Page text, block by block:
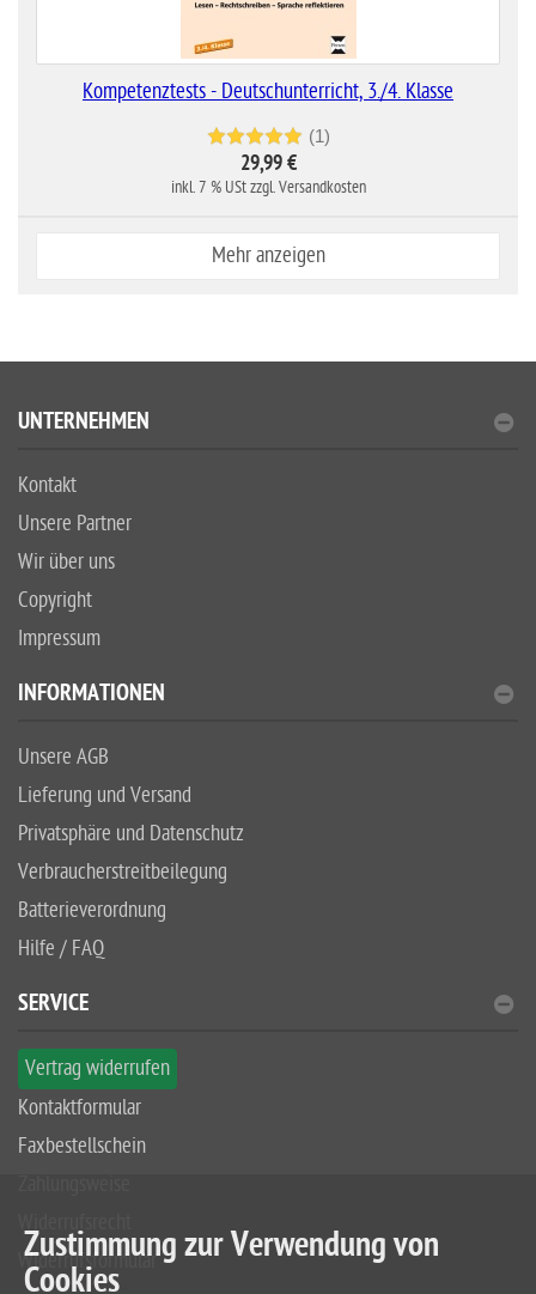
Kompetenztests - Deutschunterricht, 3./4. Klasse
(1)
29,99 €
inkl. 7 % USt zzgl. Versandkosten
Mehr anzeigen
UNTERNEHMEN
Kontakt
Unsere Partner
Wir über uns
Copyright
Impressum
INFORMATIONEN
Unsere AGB
Lieferung und Versand
Privatsphäre und Datenschutz
Verbraucherstreitbeilegung
Batterieverordnung
Hilfe / FAQ
SERVICE
Vertrag widerrufen
Kontaktformular
Faxbestellschein
Widerrufsformular
Zustimmung zur Verwendung von
Cookies